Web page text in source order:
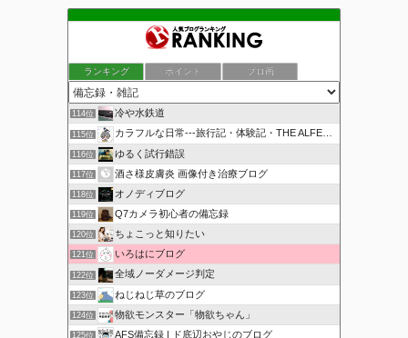
ランキング ポイント ブロ画
114位 冷や水鉄道
115位 カラフルな日常---旅行記・体験記・THE ALFEE---
116位 ゆるく試行錯誤
117位 酒さ様皮膚炎 画像付き治療ブログ
118位 オノディブログ
119位 Q7カメラ初心者の備忘録
120位 ちょこっと知りたい
121位 いろはにブログ
122位 全域ノーダメージ判定
123位 ねじねじ草のブログ
124位 物欲モンスター「物欲ちゃん」
125位 AFS備忘録 | ド底辺おやじのブログ